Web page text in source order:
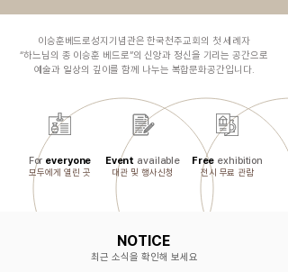
이승훈베드로성지기념관은 한국천주교회의 첫 세례자
“하느님의 종 이승훈 베드로”의 신앙과 정신을 기리는 공간으로
예술과 일상의 깊이를 함께 나누는 복합문화공간입니다.
For everyone
​모두에게 열린 곳
Event available
​대관 및 행사신청
Free exhibition
​전시 무료 관람
NOTICE
최근 소식을 확인해 보세요